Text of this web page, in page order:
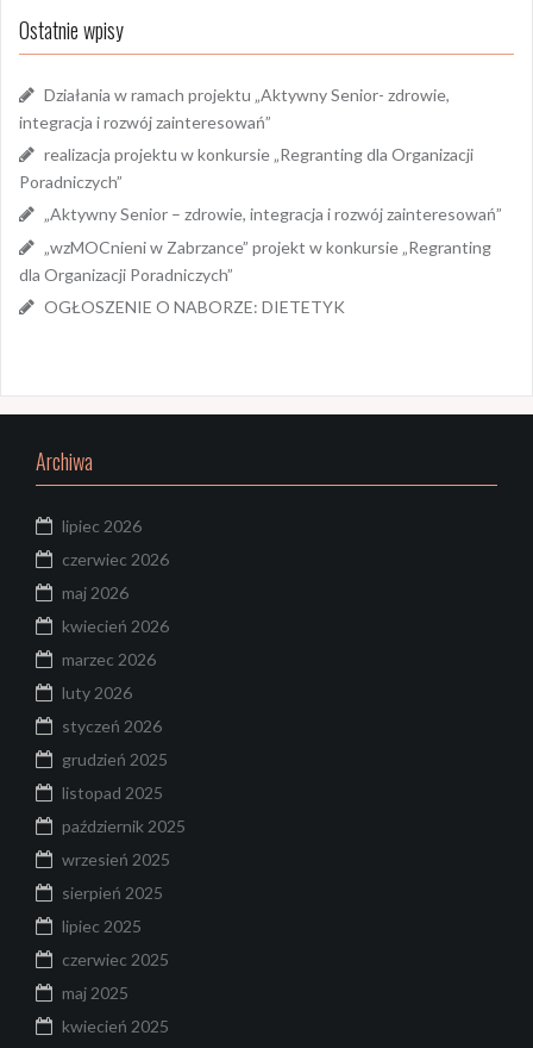
Ostatnie wpisy
Działania w ramach projektu „Aktywny Senior- zdrowie,
integracja i rozwój zainteresowań”
realizacja projektu w konkursie „Regranting dla Organizacji
Poradniczych”
„Aktywny Senior – zdrowie, integracja i rozwój zainteresowań”
„wzMOCnieni w Zabrzance” projekt w konkursie „Regranting
dla Organizacji Poradniczych”
OGŁOSZENIE O NABORZE: DIETETYK
Archiwa
lipiec 2026
czerwiec 2026
maj 2026
kwiecień 2026
marzec 2026
luty 2026
styczeń 2026
grudzień 2025
listopad 2025
październik 2025
wrzesień 2025
sierpień 2025
lipiec 2025
czerwiec 2025
maj 2025
kwiecień 2025